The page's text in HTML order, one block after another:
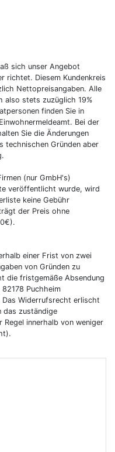
sich unser Angebot
richtet. Diesem Kundenkreis
Nettopreisangaben. Alle
also stets zuzüglich 19%
finden Sie in
Bei der
Sie die Änderungen
technischen Gründen aber
(nur GmbH's)
veröffentlicht wurde, wird
keine Gebühr
der Preis ohne
einer Frist von zwei
von Gründen zu
die fristgemäße Absendung
Puchheim
Widerrufsrecht erlischt
das zuständige
innerhalb von weniger